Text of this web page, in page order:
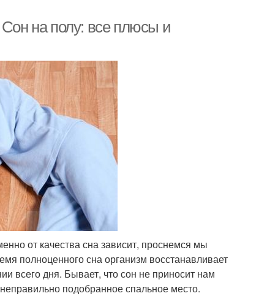
на полу: все плюсы и
от качества сна зависит, проснемся мы
полноценного сна организм восстанавливает
всего дня. Бывает, что сон не приносит нам
подобранное спальное место.